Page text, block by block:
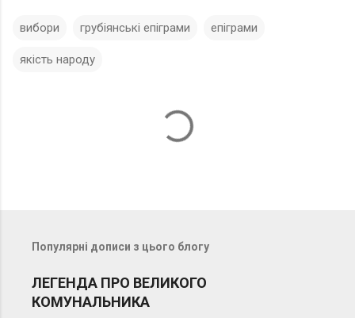
вибори грубіянські епіграми епіграми
якість народу
рПопулярні дописи з цього блогу
ЛЕГЕНДА ПРО ВЕЛИКОГО
КОМУНАЛЬНИКА